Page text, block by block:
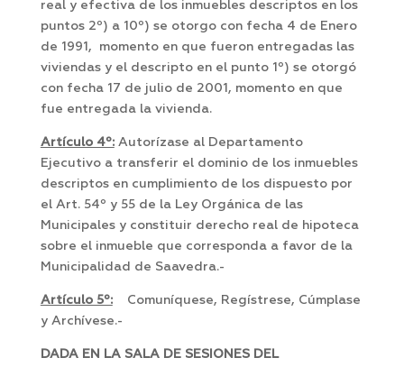
real y efectiva de los inmuebles descriptos en los
puntos 2º) a 10º) se otorgo con fecha 4 de Enero
de 1991, momento en que fueron entregadas las
viviendas y el descripto en el punto 1º) se otorgó
con fecha 17 de julio de 2001, momento en que
fue entregada la vivienda.
Artículo 4º:Autorízase al Departamento
Ejecutivo a transferir el dominio de los inmuebles
descriptos en cumplimiento de los dispuesto por
el Art. 54º y 55 de la Ley Orgánica de las
Municipales y constituir derecho real de hipoteca
sobre el inmueble que corresponda a favor de la
Municipalidad de Saavedra.-
Artículo 5º:Comuníquese, Regístrese, Cúmplase
y Archívese.-
DADA EN LA SALA DE SESIONES DEL